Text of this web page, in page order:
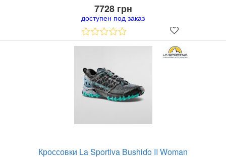
7728 грн
доступен под заказ
Кроссовки La Sportiva Bushido II Woman